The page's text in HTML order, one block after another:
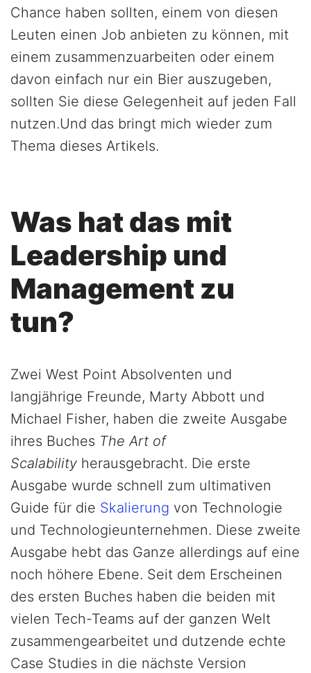
Chance haben sollten, einem von diesen
Leuten einen Job anbieten zu können, mit
einem zusammenzuarbeiten oder einem
davon einfach nur ein Bier auszugeben,
sollten Sie diese Gelegenheit auf jeden Fall
nutzen.Und das bringt mich wieder zum
Thema dieses Artikels.
Was hat das mit
Leadership und
Management zu
tun?
Zwei West Point Absolventen und
langjährige Freunde, Marty Abbott und
Michael Fisher, haben die zweite Ausgabe
ihres Buches The Art of
Scalability herausgebracht. Die erste
Ausgabe wurde schnell zum ultimativen
Guide für die Skalierung von Technologie
und Technologieunternehmen. Diese zweite
Ausgabe hebt das Ganze allerdings auf eine
noch höhere Ebene. Seit dem Erscheinen
des ersten Buches haben die beiden mit
vielen Tech-Teams auf der ganzen Welt
zusammengearbeitet und dutzende echte
Case Studies in die nächste Version